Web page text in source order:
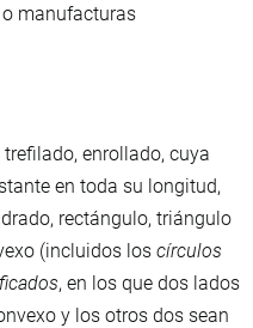
manufacturas
enrollado, cuya
en toda su longitud,
rectángulo, triángulo
(incluidos los círculos
, en los que dos lados
y los otros dos sean